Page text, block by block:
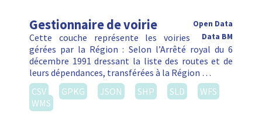
Gestionnaire de voirie
Open Data
Data BM
Cette couche représente les voiries
gérées par la Région : Selon l’Arrêté royal du 6
décembre 1991 dressant la liste des routes et de
leurs dépendances, transférées à la Région …
CSV
GPKG JSON SHP SLD
WFS
WMS